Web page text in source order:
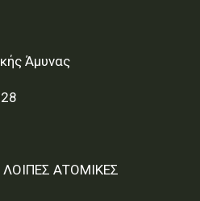
Άμυνας
ΛΟΙΠΕΣ ΑΤΟΜΙΚΕΣ